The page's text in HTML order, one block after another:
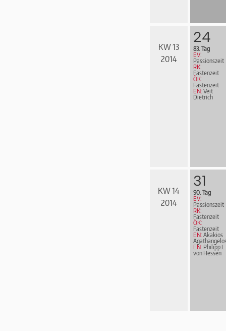
KW 13
2014
24
83. Tag
EV:
Passionszeit
RK:
Fastenzeit
ÖK:
Fastenzeit
EN: Veit
Dietrich
KW 14
2014
31
90. Tag
EV:
Passionszeit
RK:
Fastenzeit
ÖK:
Fastenzeit
EN: Akakios
EN: Philipp I.
von Hessen